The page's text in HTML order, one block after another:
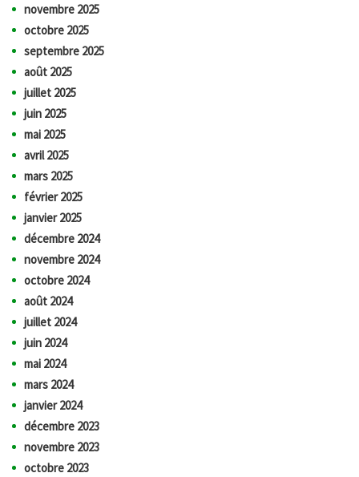
novembre 2025
octobre 2025
septembre 2025
août 2025
juillet 2025
juin 2025
mai 2025
avril 2025
mars 2025
février 2025
janvier 2025
décembre 2024
novembre 2024
octobre 2024
août 2024
juillet 2024
juin 2024
mai 2024
mars 2024
janvier 2024
décembre 2023
novembre 2023
octobre 2023